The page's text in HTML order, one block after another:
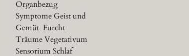
Organbezug
Symptome Geist und
Gemüt Furcht
Träume Vegetativum
Sensorium Schlaf